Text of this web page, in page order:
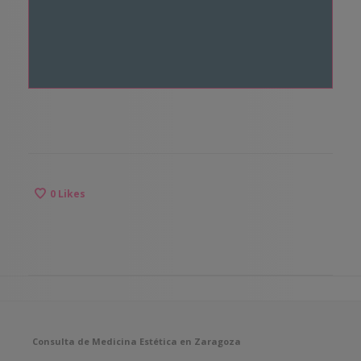
Sed sollicitudin, sem vitae elementum
0 Likes
Consulta de Medicina Estética en Zaragoza